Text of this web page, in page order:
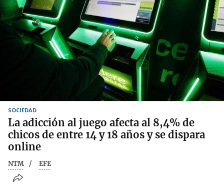
SOCIEDAD
La adicción al juego afecta al 8,4% de
chicos de entre 14 y 18 años y se dispara
online
NTM EFE